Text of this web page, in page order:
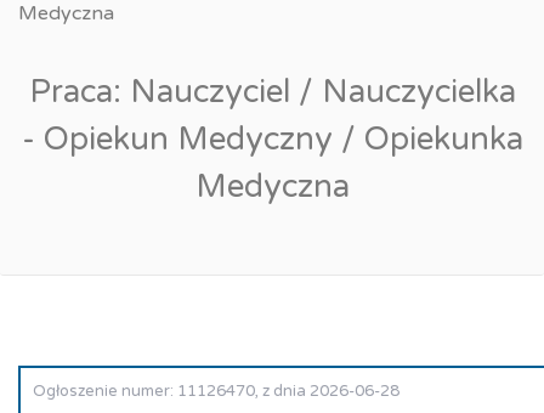
Medyczna
Praca: Nauczyciel / Nauczycielka
- Opiekun Medyczny / Opiekunka
Medyczna
Ogłoszenie numer: 11126470, z dnia 2026-06-28